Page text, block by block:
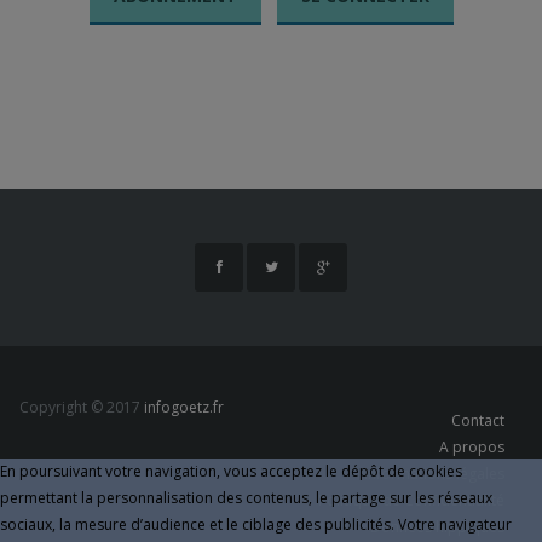
Copyright © 2017 infogoetz.fr
Contact
A propos
Informations légales
Politique de Confidentialité
Données hippiques
En poursuivant votre navigation, vous acceptez le dépôt de cookies
permettant la personnalisation des contenus, le partage sur les réseaux
sociaux, la mesure d’audience et le ciblage des publicités. Votre navigateur